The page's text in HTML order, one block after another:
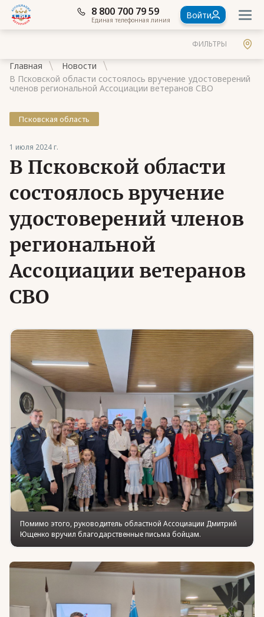
8 800 700 79 59
Единая телефонная линия Войти
ФИЛЬТРЫ
Главная
Новости
В Псковской области состоялось вручение удостоверений
членов региональной Ассоциации ветеранов СВО
Псковская область
1 июля 2024 г.
В Псковской области
состоялось вручение
удостоверений членов
региональной
Ассоциации ветеранов
СВО
Помимо этого, руководитель областной Ассоциации Дмитрий
Ющенко вручил благодарственные письма бойцам.
Стать членом Ассоциации ветеранов СВО
Ассоциация в субъектах России
Частые вопросы
Юридическая помощь
Региональные меры поддержки